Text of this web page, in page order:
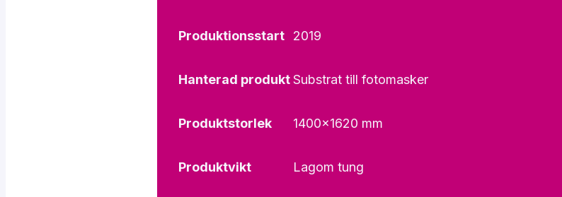
Produktionsstart 2019
Hanterad produktSubstrat till fotomasker
Produktstorlek 1400×1620 mm
Produktvikt Lagom tung